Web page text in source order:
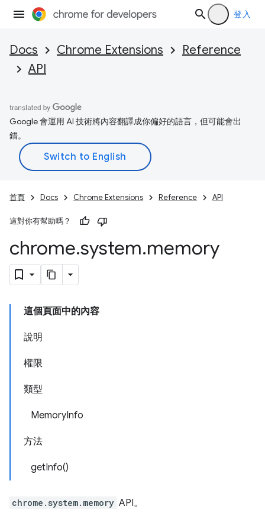
登入
Docs Chrome Extensions
Reference
API
Google 會運用 AI 技術將內容翻譯成你偏好的語言，但可能會出
錯。
首頁 Docs Chrome Extensions Reference API
這對你有幫助嗎？
chrome.system.memory
這個頁面中的內容
說明
權限
類型
MemoryInfo
方法
getInfo()
chrome.system.memory API。